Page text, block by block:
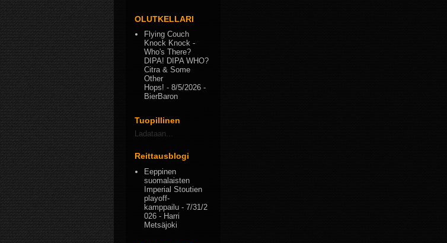
OLUTKELLARI
Flying Couch
Knock Knock -
Who's There?
DIPA! DIPA WHO?
Citra & Some
Other
Hops! - 8/5/2026 -
BierBaron
Tuopillinen
Ladataan...
Reittausblogi
Eeppinen
suomalaisten
Imperial Stoutien
playoff-
kamppailu - 7/31/2
026 - Harri
Metsäjoki